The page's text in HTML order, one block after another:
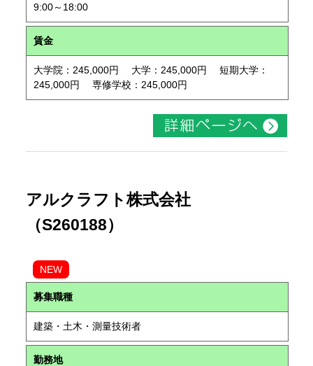
9:00～18:00
賃金
大学院：245,000円 大学：245,000円 短期大学：
245,000円 専修学校：245,000円
アルクラフト株式会社
（S260188）
NEW
募集職種
建築・土木・測量技術者
勤務地